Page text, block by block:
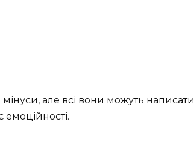
але всі вони можуть написати
емоційності.